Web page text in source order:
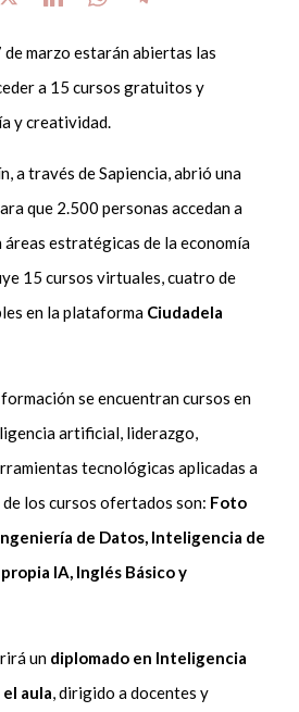
marzo estarán abiertas las
a 15 cursos gratuitos y
y creatividad.
a través de Sapiencia, abrió una
que 2.500 personas accedan a
estratégicas de la economía
15 cursos virtuales, cuatro de
en la plataforma Ciudadela
se encuentran cursos en
artificial, liderazgo,
tecnológicas aplicadas a
los cursos ofertados son: Foto
de Datos, Inteligencia de
IA, Inglés Básico y
un diplomado en Inteligencia
aula, dirigido a docentes y